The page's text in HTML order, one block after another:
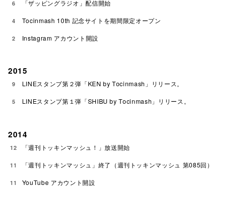
6 「ザッピングラジオ」配信開始
4 Tocinmash 10th 記念サイトを期間限定オープン
2 Instagram アカウント開設
2015
9 LINEスタンプ第２弾「KEN by Tocinmash」リリース。
5 LINEスタンプ第１弾「SHIBU by Tocinmash」リリース。
2014
12 「週刊トッキンマッシュ！」放送開始
11 「週刊トッキンマッシュ」終了（週刊トッキンマッシュ 第085回）
11 YouTube アカウント開設